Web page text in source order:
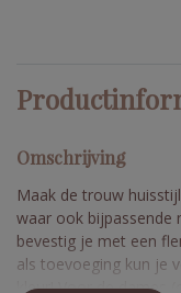
Omschrijving
Maak de trouw
waar ook bijpassende
bevestig je met een
als toevoeging kun je
kleur! Voor de dames